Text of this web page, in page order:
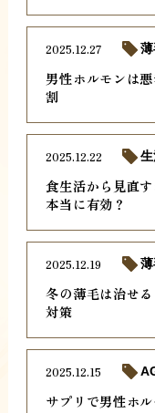
男性ホルモンは
割
2025.12.27
食生活から見直
本当に有効？
2025.12.22
冬の薄毛は治せ
対策
2025.12.19
サプリで男性ホ
2025.12.15